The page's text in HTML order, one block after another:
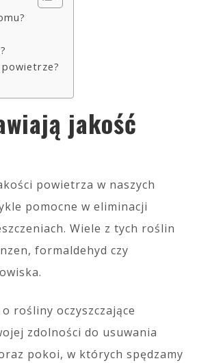
jakość
powietrza w naszych
pomocne w eliminacji
Wiele z tych roślin
formaldehyd czy
rośliny oczyszczające
zdolności do usuwania
pokoi, w których spędzamy